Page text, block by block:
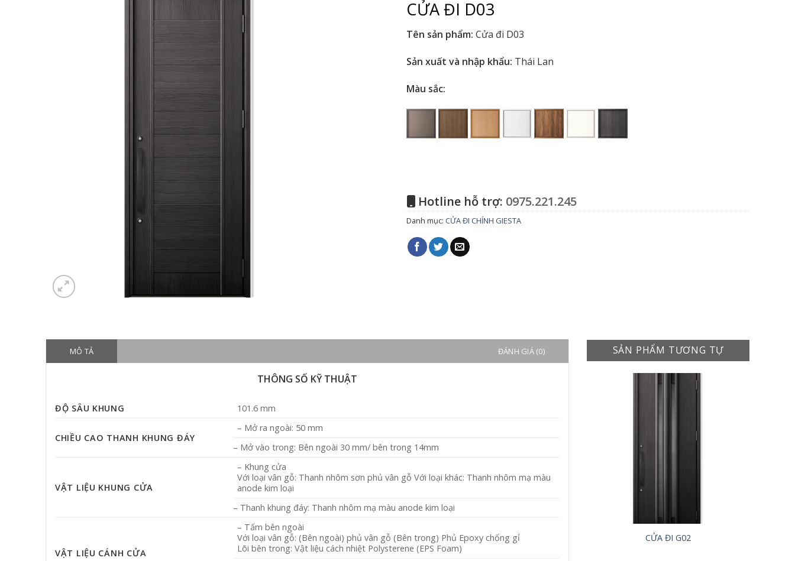
CỬA ĐI D03
Tên sản phẩm: Cửa đi D03
Sản xuất và nhập khẩu: Thái Lan
Màu sắc:
Hotline hỗ trợ: 0975.221.245
Danh mục: CỬA ĐI CHÍNH GIESTA
MÔ TẢ ĐÁNH GIÁ (0)
THÔNG SỐ KỸ THUẬT
ĐỘ SÂU KHUNG 101.6 mm
CHIỀU CAO THANH KHUNG ĐÁY
– Mở ra ngoài: 50 mm
– Mở vào trong: Bên ngoài 30 mm/ bên trong 14mm
VẬT LIỆU KHUNG CỬA
– Khung cửa
Với loại vân gỗ: Thanh nhôm sơn phủ vân gỗ Với loại khác: Thanh nhôm mạ màu
anode kim loại
– Thanh khung đáy: Thanh nhôm mạ màu anode kim loại
VẬT LIỆU CÁNH CỬA
– Tấm bên ngoài
Với loại vân gỗ: (Bên ngoài) phủ vân gỗ (Bên trong) Phủ Epoxy chống gỉ
Lõi bên trong: Vật liệu cách nhiệt Polysterene (EPS Foam)
SẢN PHẨM TƯƠNG TỰ
CỬA ĐI G02